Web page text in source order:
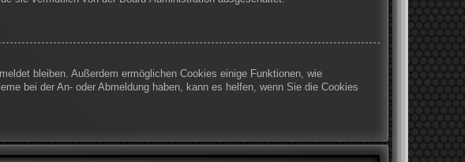
bleiben. Außerdem ermöglichen Cookies einige Funktionen, wie
bei der An- oder Abmeldung haben, kann es helfen, wenn Sie die Cookies